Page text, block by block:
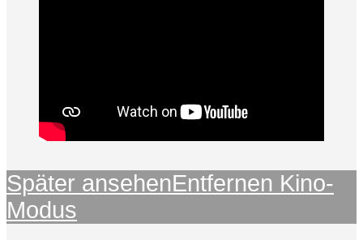
Später ansehenEntfernen Kino-
Modus